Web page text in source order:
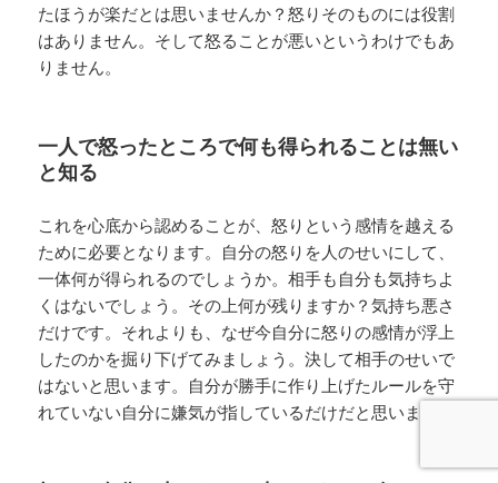
たほうが楽だとは思いませんか？怒りそのものには役割
はありません。そして怒ることが悪いというわけでもあ
りません。
一人で怒ったところで何も得られることは無い
と知る
これを心底から認めることが、怒りという感情を越える
ために必要となります。自分の怒りを人のせいにして、
一体何が得られるのでしょうか。相手も自分も気持ちよ
くはないでしょう。その上何が残りますか？気持ち悪さ
だけです。それよりも、なぜ今自分に怒りの感情が浮上
したのかを掘り下げてみましょう。決して相手のせいで
はないと思います。自分が勝手に作り上げたルールを守
れていない自分に嫌気が指しているだけだと思います。